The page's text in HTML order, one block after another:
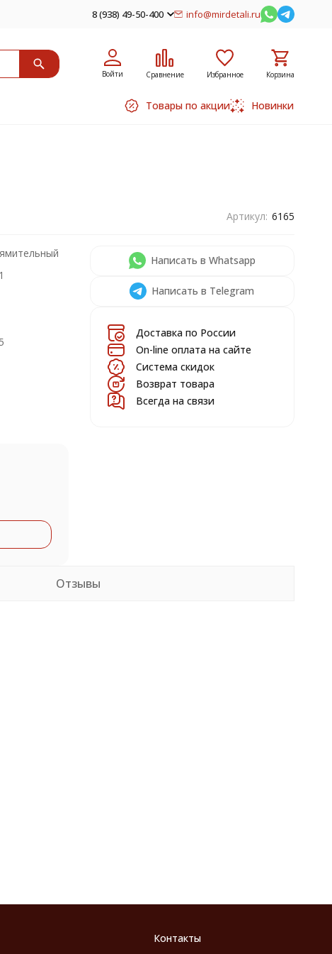
8 (938) 49-50-400 info@mirdetali.ru
Войти Сравнение Избранное Корзина
Товары по акции Новинки
Артикул: 6165
Написать в Whatsapp
Написать в Telegram
Доставка по России
On-line оплата на сайте
Система скидок
Возврат товара
Всегда на связи
Отзывы
Контакты